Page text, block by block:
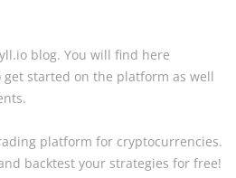
blog. You will find here
get started on the platform as well
platform for cryptocurrencies.
backtest your strategies for free!